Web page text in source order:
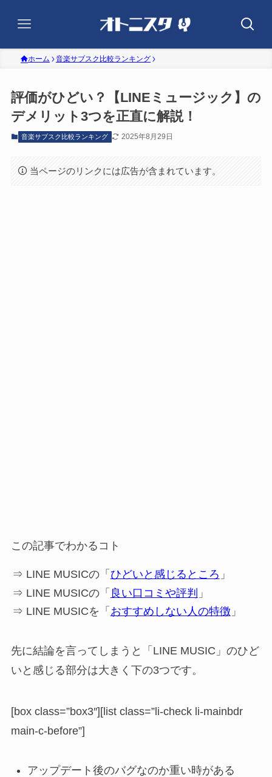
ホーム 音楽サブスク比較ランキング
評価がひどい？【LINEミュージック】の
デメリット3つを正直に解説！
音楽サブスク比較ランキング 2025年8月29日
当ページのリンクには広告が含まれています。
この記事でわかるコト
⇒ LINE MUSICの「 ひどいと感じるところ 」
⇒ LINE MUSICの「 良い口コミや評判 」
⇒ LINE MUSICを「 おすすめしない人の特徴 」
先に結論を言ってしまうと「LINE MUSIC」のひど
いと感じる部分は大きく下の3つです。
[box class=”box3″][list class=”li-check li-mainbdr
main-c-before”]
アップデート後のバグなのか重い時がある